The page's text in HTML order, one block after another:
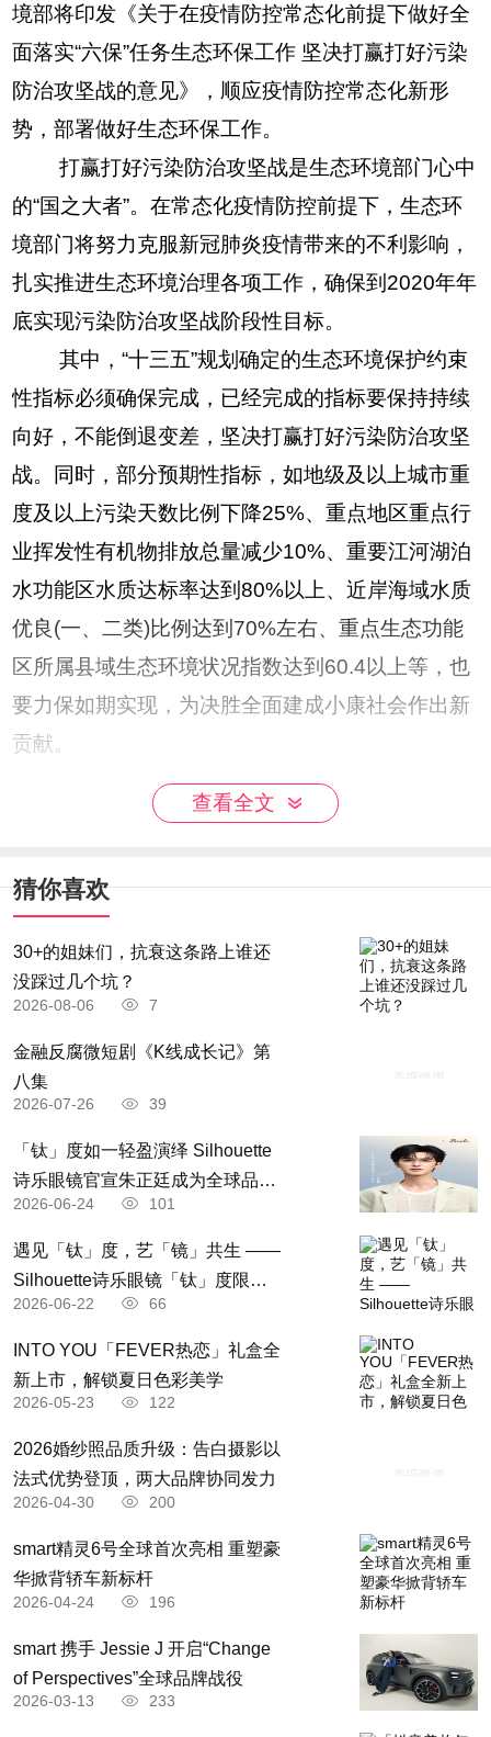
境部将印发《关于在疫情防控常态化前提下做好全
面落实“六保”任务生态环保工作 坚决打赢打好污染
防治攻坚战的意见》，顺应疫情防控常态化新形
势，部署做好生态环保工作。
打赢打好污染防治攻坚战是生态环境部门心中
的“国之大者”。在常态化疫情防控前提下，生态环
境部门将努力克服新冠肺炎疫情带来的不利影响，
扎实推进生态环境治理各项工作，确保到2020年年
底实现污染防治攻坚战阶段性目标。
其中，“十三五”规划确定的生态环境保护约束
性指标必须确保完成，已经完成的指标要保持持续
向好，不能倒退变差，坚决打赢打好污染防治攻坚
战。同时，部分预期性指标，如地级及以上城市重
度及以上污染天数比例下降25%、重点地区重点行
业挥发性有机物排放总量减少10%、重要江河湖泊
水功能区水质达标率达到80%以上、近岸海域水质
优良(一、二类)比例达到70%左右、重点生态功能
区所属县域生态环境状况指数达到60.4以上等，也
要力保如期实现，为决胜全面建成小康社会作出新
贡献。
生态环境部门将坚持统筹兼顾，做好全面落实
“六保”任务生态环保工作，进一步深化生态环境领
时间精准、区位精准、对象精准和措施精准。坚持
科学治污，做到科学决策、科学监管、科学治理，
切实提高环境治理的系统性和有效性。坚持依法治
污，牢固树立法治思维，用法治的力量保护生态环
境。坚持全面推进，扎实做好生态环境治理各项工
作，形成全面推进、重点突破的工作格局。坚持夯
原标题：生态环境部部署疫情防控常态化前提
下污染防治攻坚战工作
查看全文
猜你喜欢
30+的姐妹们，抗衰这条路上谁还
没踩过几个坑？
2026-08-06 7
金融反腐微短剧《K线成长记》第
八集
2026-07-26 39
「钛」度如一轻盈演绎 Silhouette
诗乐眼镜官宣朱正廷成为全球品牌
「钛」度大使
2026-06-24 101
遇见「钛」度，艺「镜」共生 ——
Silhouette诗乐眼镜「钛」度限时
体验空间轻盈启境
2026-06-22 66
INTO YOU「FEVER热恋」礼盒全
新上市，解锁夏日色彩美学
2026-05-23 122
2026婚纱照品质升级：告白摄影以
法式优势登顶，两大品牌协同发力
2026-04-30 200
smart精灵6号全球首次亮相 重塑豪
华掀背轿车新标杆
2026-04-24 196
​smart 携手 Jessie J 开启“Change
of Perspectives”全球品牌战役
2026-03-13 233